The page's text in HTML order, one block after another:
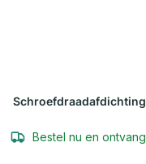
Bestel nu en